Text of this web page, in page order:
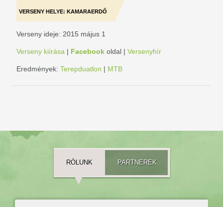
VERSENY HELYE: KAMARAERDŐ
Verseny ideje: 2015 május 1
Verseny kiírása | Facebook oldal | Versenyhír
Eredmények: Terepduatlon | MTB
RÓLUNK PARTNEREK